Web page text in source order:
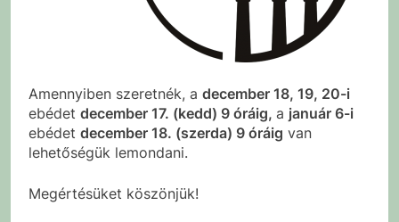
Amennyiben szeretnék, a december 18, 19, 20-i
ebédet december 17. (kedd) 9 óráig, a január 6-i
ebédet december 18. (szerda) 9 óráig van
lehetőségük lemondani.
Megértésüket köszönjük!